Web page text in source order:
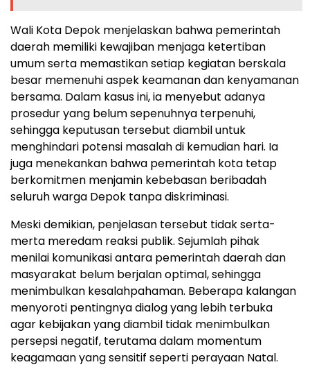
Wali Kota Depok menjelaskan bahwa pemerintah
daerah memiliki kewajiban menjaga ketertiban
umum serta memastikan setiap kegiatan berskala
besar memenuhi aspek keamanan dan kenyamanan
bersama. Dalam kasus ini, ia menyebut adanya
prosedur yang belum sepenuhnya terpenuhi,
sehingga keputusan tersebut diambil untuk
menghindari potensi masalah di kemudian hari. Ia
juga menekankan bahwa pemerintah kota tetap
berkomitmen menjamin kebebasan beribadah
seluruh warga Depok tanpa diskriminasi.
Meski demikian, penjelasan tersebut tidak serta-
merta meredam reaksi publik. Sejumlah pihak
menilai komunikasi antara pemerintah daerah dan
masyarakat belum berjalan optimal, sehingga
menimbulkan kesalahpahaman. Beberapa kalangan
menyoroti pentingnya dialog yang lebih terbuka
agar kebijakan yang diambil tidak menimbulkan
persepsi negatif, terutama dalam momentum
keagamaan yang sensitif seperti perayaan Natal.